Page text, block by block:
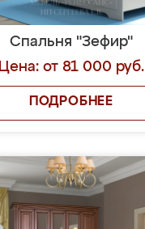
Спальня "Зефир"
Цена: от 81 000 руб.
ПОДРОБНЕЕ